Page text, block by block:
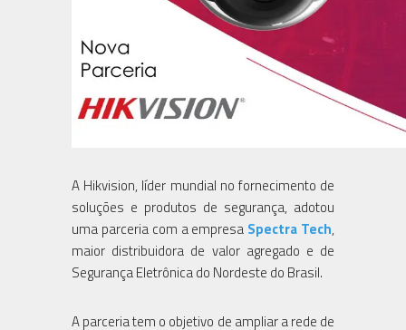
A Hikvision, líder mundial no fornecimento de
soluções e produtos de segurança, adotou
uma parceria com a empresa Spectra Tech,
maior distribuidora de valor agregado e de
Segurança Eletrônica do Nordeste do Brasil.
A parceria tem o objetivo de ampliar a rede de